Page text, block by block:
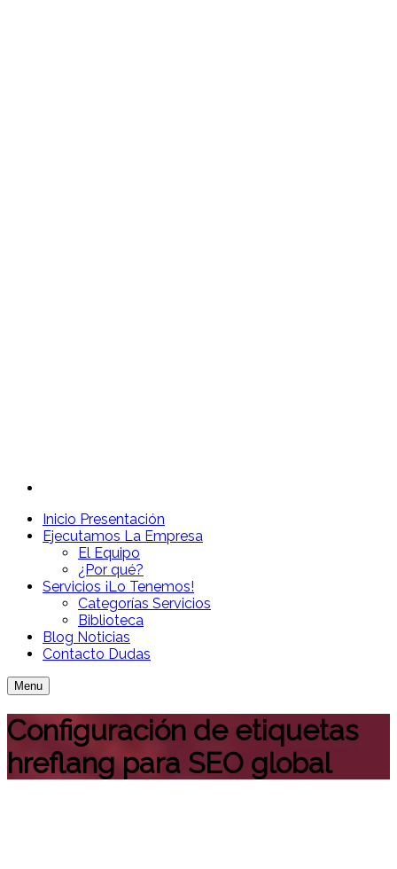
Inicio Presentación
Ejecutamos La Empresa
El Equipo
¿Por qué?
Servicios ¡Lo Tenemos!
Categorías Servicios
Biblioteca
Blog Noticias
Contacto Dudas
Menu
Configuración de etiquetas
hreflang para SEO global